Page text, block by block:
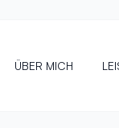
ÜBER MICH